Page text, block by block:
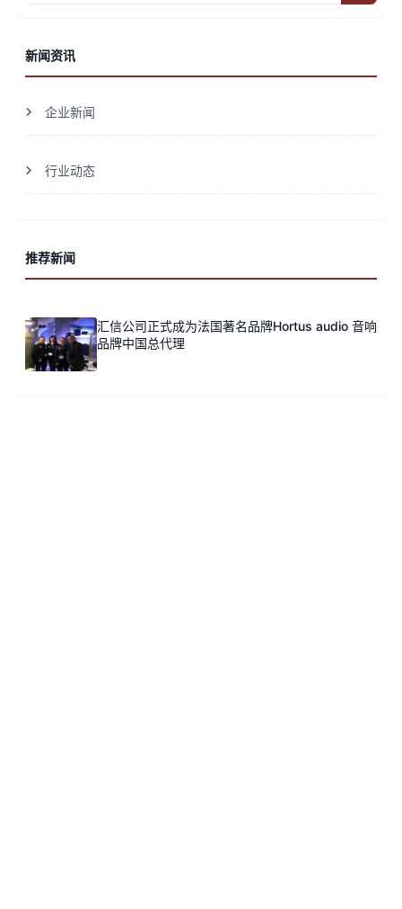
新闻资讯
企业新闻
行业动态
推荐新闻
汇信公司正式成为法国著名品牌Hortus audio 音响
品牌中国总代理